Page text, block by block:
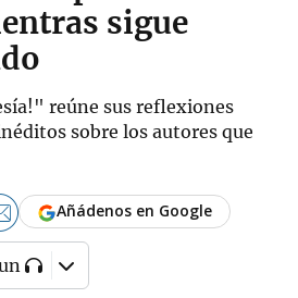
sigue
reúne sus reflexiones
sobre los autores que
Añádenos en Google